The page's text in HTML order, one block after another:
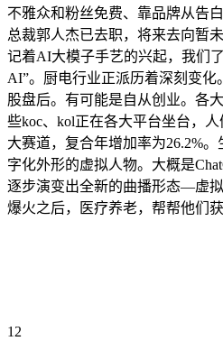
不雅众和粉丝免费、靠品牌从告
总裁郭人杰已去职，将来去向暂
记着AI大模子手艺的兴起，我们
AI”。厨电行业正派历着深刻变化
股盘后。有可能是自从创业。各
些koc、kol正在各大平台坐台，
大赛道，复合年增加率为26.2%
字化外形的虚拟人物。大概是
逐步演变出全新的曲播形态—虚拟
爆火之后，医疗养老，帮帮他们
12